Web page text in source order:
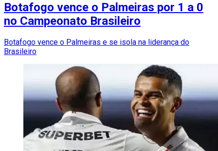
Botafogo vence o Palmeiras por 1 a 0
no Campeonato Brasileiro
Botafogo vence o Palmeiras e se isola na liderança do
Brasileiro